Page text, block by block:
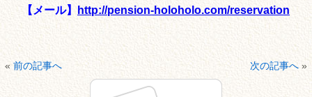
【メール】
http://pension-holoholo.com/reservation
« 前の記事へ 次の記事へ »